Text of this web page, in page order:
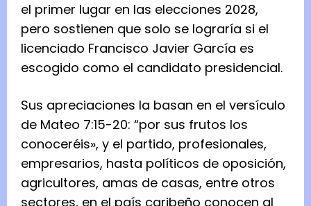
el primer lugar en las elecciones 2028,
pero sostienen que solo se lograría si el
licenciado Francisco Javier García es
escogido como el candidato presidencial.
Sus apreciaciones la basan en el versículo
de Mateo 7:15-20: “por sus frutos los
conoceréis», y el partido, profesionales,
empresarios, hasta políticos de oposición,
agricultores, amas de casas, entre otros
sectores, en el país caribeño conocen al